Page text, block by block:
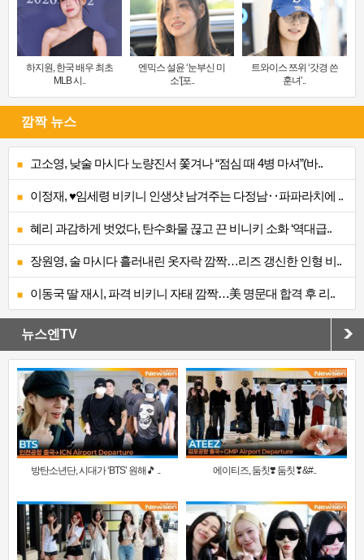
하지원, 한국 배우 최초
MLB 시..
엔믹스 설윤 ‘눈부신 미
소’[포..
트와이스 쯔위 ‘갓경 쓴
훈녀’..
깜짝 뉴스
고소영, 낮술 마시다 노량진서 쫓겨나 “점심 때 4병 마셔”(바..
이정재, ♥임세령 비키니 인생샷 남겨주는 다정남‥파파라치에 ..
혜리 과감하게 벗었다, 탄수화물 끊고 끈 비니키 소화 ‘역대급..
장원영, 술 마시다 흘러내린 옷자락 깜짝…리즈 갱신한 인형 비..
이동국 딸 재시, 파격 비키니 자태 깜짝…美 명문대 합격 후 리..
뉴스엔TV
방탄소년단, 시대가 ‘BTS’ 원해🎵 .. 에이티즈, 둠칫❣️ 둠칫❣&#..